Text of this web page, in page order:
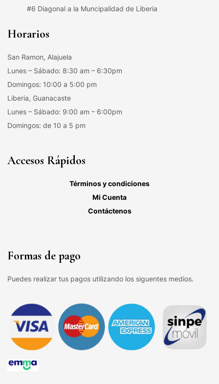
#6 Diagonal a la Muncipalidad de Liberia
Horarios
San Ramon, Alajuela
Lunes – Sábado: 8:30 am – 6:30pm
Domingos: 10:00 a 5:00 pm
Liberia, Guanacaste
Lunes – Sábado: 9:00 am – 6:00pm
Domingos: de 10 a 5 pm
Accesos Rápidos
Términos y condiciones
Mi Cuenta
Contáctenos
Formas de pago
Puedes realizar tus pagos utilizando los siguentes medios.